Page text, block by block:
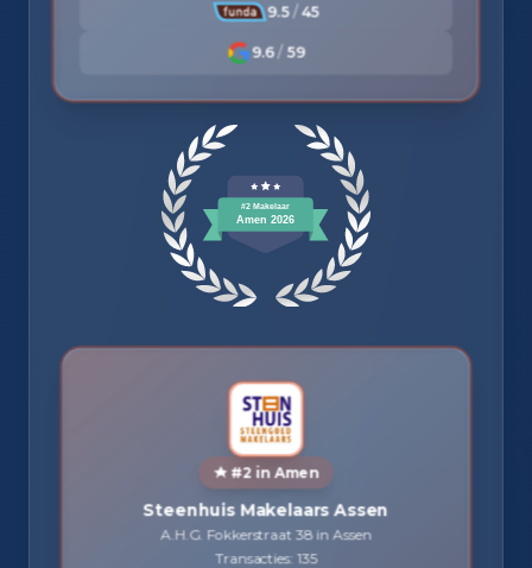
9.5 / 45
9.6 / 59
#2 in Amen
Steenhuis Makelaars Assen
A.H.G. Fokkerstraat 38 in Assen
Transacties: 135